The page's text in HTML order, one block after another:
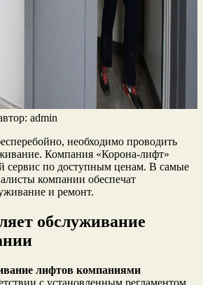
admin
необходимо проводить
Компания «Корона-лифт»
сервис по доступным ценам. В самые
компании обеспечат
и ремонт.
обслуживание
лифтов компаниями
с установленным регламентом.